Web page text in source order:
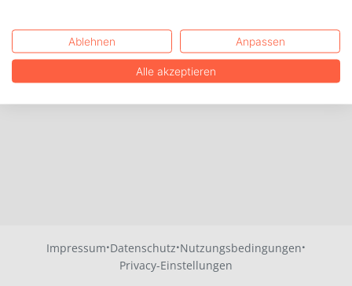
Impressum·Datenschutz·Nutzungsbedingungen·
Privacy-Einstellungen
Ablehnen Anpassen
Alle akzeptieren